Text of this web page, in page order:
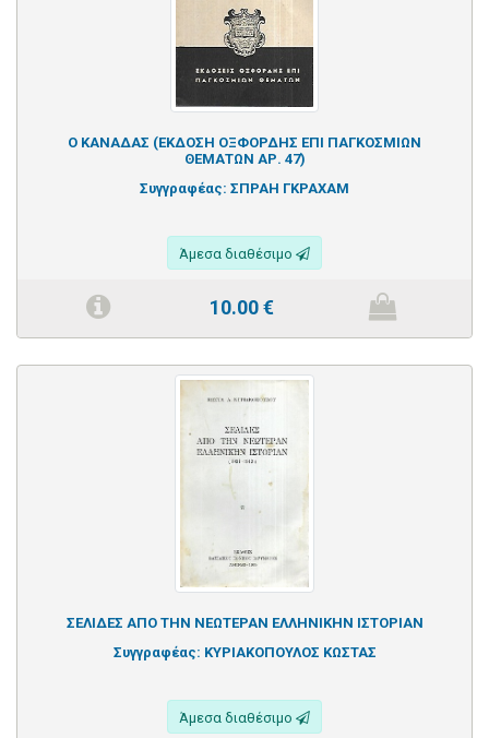
Ο ΚΑΝΑΔΑΣ (ΕΚΔΟΣΗ ΟΞΦΟΡΔΗΣ ΕΠΙ ΠΑΓΚΟΣΜΙΩΝ
ΘΕΜΑΤΩΝ ΑΡ. 47)
Συγγραφέας: ΣΠΡΑΗ ΓΚΡΑΧΑΜ
Άμεσα διαθέσιμο
10.00€
ΣΕΛΙΔΕΣ ΑΠΟ ΤΗΝ ΝΕΩΤΕΡΑΝ ΕΛΛΗΝΙΚΗΝ ΙΣΤΟΡΙΑΝ
Συγγραφέας: ΚΥΡΙΑΚΟΠΟΥΛΟΣ ΚΩΣΤΑΣ
Άμεσα διαθέσιμο